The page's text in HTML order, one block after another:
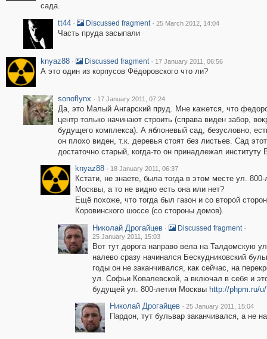
сада.
tt44 · Discussed fragment · 25 March 2012, 14:04
Часть пруда засыпали
knyaz88 · Discussed fragment · 17 January 2011, 06:56
А это один из корпусов Фёдоровского что ли?
sonoflynx · 17 January 2011, 07:24
Да, это Малый Ангарский пруд. Мне кажется, что
центр только начинают строить (справа виден забор,
будущего комплекса). А яблоневый сад, безусловно,
он плохо виден, т.к. деревья стоят без листьев. Сад этот
достаточно старый, когда-то он принадлежал
knyaz88 · 18 January 2011, 06:37
Кстати, не знаете, была тогда в этом месте ул. 800-
Москвы, а то не видно есть она или нет?
Ещё похоже, что тогда был газон и со второй
Коровинского шоссе (со стороны домов).
Николай Дрогайцев · Discussed fragment ·
25 January 2011, 15:03
Вот тут дорога направо вела на Талдомскую
налево сразу начинался Бескудниковский
годы он не заканчивался, как сейчас, на
ул. Софьи Ковалевской, а включал в себя и
будущей ул. 800-летия Москвы http://phpm.ru/
Николай Дрогайцев · 25 January 2011, 15:04
Пардон, тут бульвар заканчивался, а не